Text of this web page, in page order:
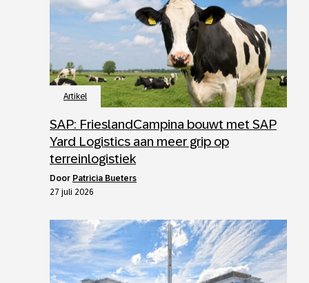
Artikel
SAP: FrieslandCampina bouwt met SAP
Yard Logistics aan meer grip op
terreinlogistiek
door Patricia Bueters
27 juli 2026